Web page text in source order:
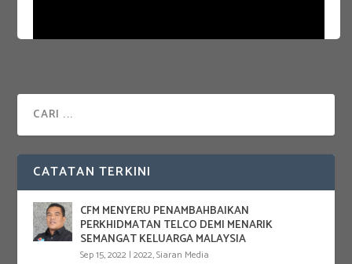
CATATAN TERKINI
CFM MENYERU PENAMBAHBAIKAN
PERKHIDMATAN TELCO DEMI MENARIK
SEMANGAT KELUARGA MALAYSIA
Sep 15, 2022 |2022,Siaran Media